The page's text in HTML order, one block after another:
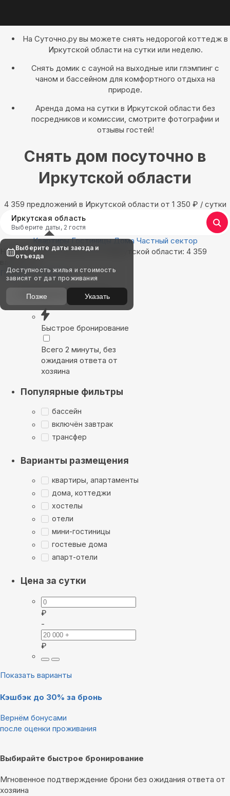
На Суточно.ру вы можете снять недорогой коттедж в
Иркутской области на сутки или неделю.
Снять домик с сауной на выходные или глэмпинг с
чаном и бассейном для комфортного отдыха на
природе.
Аренда дома на сутки в Иркутской области без
посредников и комиссии, смотрите фотографии и
отзывы гостей!
Снять дом посуточно в
Иркутской области
4 359 предложений в Иркутской области oт 1 350 ₽ / сутки
Иркутская область
Выберите даты, 2 гостя
Квартиры Гостиницы Дома Частный сектор
Найдём, где остановиться в Иркутской области: 4 359
вариантов
Показать на карте
Выбирайте лучшее
Быстрое бронирование
Всего 2 минуты, без
ожидания ответа от
хозяина
Популярные фильтры
бассейн
включён завтрак
трансфер
Варианты размещения
квартиры, апартаменты
дома, коттеджи
хостелы
отели
мини-гостиницы
гостевые дома
апарт-отели
Цена за сутки
₽
-
₽
Показать варианты
Кэшбэк до 30% за бронь
Вернём бонусами
после оценки проживания
Выбирайте быстрое бронирование
Мгновенное подтверждение брони без ожидания ответа от
хозяина
Выберите даты заезда и
отъезда
Доступность жилья и стоимость
зависят от дат проживания
Позже Указать